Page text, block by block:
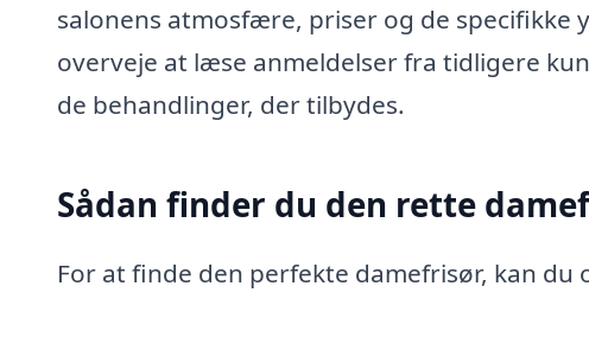
salonens atmosfære, priser og de specifikke
overveje at læse anmeldelser fra tidligere
de behandlinger, der tilbydes.
Sådan finder du den rette
For at finde den perfekte damefrisør, kan